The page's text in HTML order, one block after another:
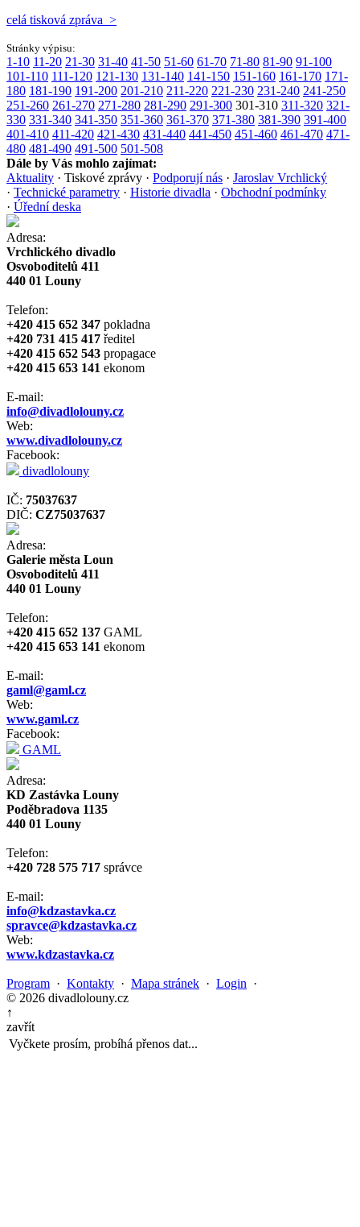
celá tisková zpráva >
Stránky výpisu:
1-10 11-20 21-30 31-40 41-50 51-60 61-70 71-80 81-90 91-100
101-110 111-120 121-130 131-140 141-150 151-160 161-170 171-
180 181-190 191-200 201-210 211-220 221-230 231-240 241-250
251-260 261-270 271-280 281-290 291-300 301-310 311-320 321-
330 331-340 341-350 351-360 361-370 371-380 381-390 391-400
401-410 411-420 421-430 431-440 441-450 451-460 461-470 471-
480 481-490 491-500 501-508
Dále by Vás mohlo zajímat:
Aktuality · Tiskové zprávy · Podporují nás · Jaroslav Vrchlický
· Technické parametry · Historie divadla · Obchodní podmínky
· Úřední deska
Adresa:
Vrchlického divadlo
Osvoboditelů 411
440 01 Louny
Telefon:
+420 415 652 347 pokladna
+420 731 415 417 ředitel
+420 415 652 543 propagace
+420 415 653 141 ekonom
E-mail:
info@divadlolouny.cz
Web:
www.divadlolouny.cz
Facebook:
divadlolouny
IČ: 75037637
DIČ: CZ75037637
Adresa:
Galerie města Loun
Osvoboditelů 411
440 01 Louny
Telefon:
+420 415 652 137 GAML
+420 415 653 141 ekonom
E-mail:
gaml@gaml.cz
Web:
www.gaml.cz
Facebook:
GAML
Adresa:
KD Zastávka Louny
Poděbradova 1135
440 01 Louny
Telefon:
+420 728 575 717 správce
E-mail:
info@kdzastavka.cz
spravce@kdzastavka.cz
Web:
www.kdzastavka.cz
Program · Kontakty · Mapa stránek · Login ·
© 2026 divadlolouny.cz
↑
zavřít
Vyčkete prosím, probíhá přenos dat...